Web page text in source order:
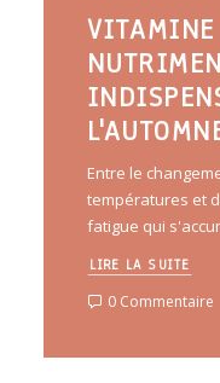
VITAMINE
Entre le
températures et
fatigue qui
LIRE LA SUITE
0 Commentaire